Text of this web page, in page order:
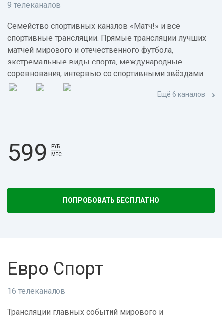
9 телеканалов
Семейство спортивных каналов «Матч!» и все
спортивные трансляции. Прямые трансляции лучших
матчей мирового и отечественного футбола,
экстремальные виды спорта, международные
соревнования, интервью со спортивными звёздами.
Ещё 6 каналов
599
РУБ
МЕС
ПОПРОБОВАТЬ БЕСПЛАТНО
Евро Спорт
16 телеканалов
Трансляции главных событий мирового и